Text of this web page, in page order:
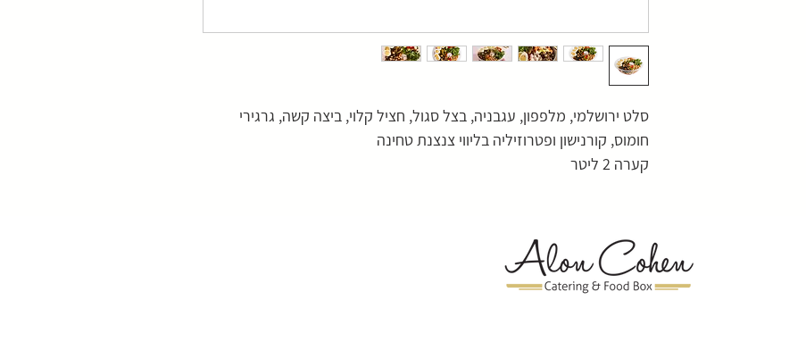
סלט ירושלמי, מלפפון, עגבניה, בצל סגול, חציל קלוי, ביצה קשה, גרגירי
חומוס, קורנישון ופטרוזיליה בליווי צנצנת טחינה
קערה 2 ליטר